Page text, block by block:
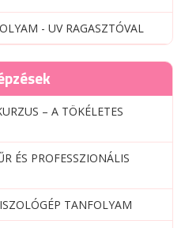
- UV RAGASZTÓVAL
– A TÖKÉLETES
ÉS PROFESSZIONÁLIS
TANFOLYAM